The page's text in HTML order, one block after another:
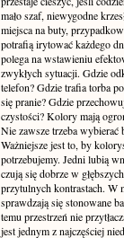
mało szaf, niewygodne
miejsca na buty,
potrafią irytować każdego
polega na wstawieniu
zwykłych sytuacji. Gdzie
telefon? Gdzie trafia torba
się pranie? Gdzie
czystości? Kolory mają
Nie zawsze trzeba wybierać
Ważniejsze jest to, by
potrzebujemy. Jedni lubią
czują się dobrze w
przytulnych kontrastach. W
sprawdzają się stonowane
temu przestrzeń nie
jest jednym z najczęściej